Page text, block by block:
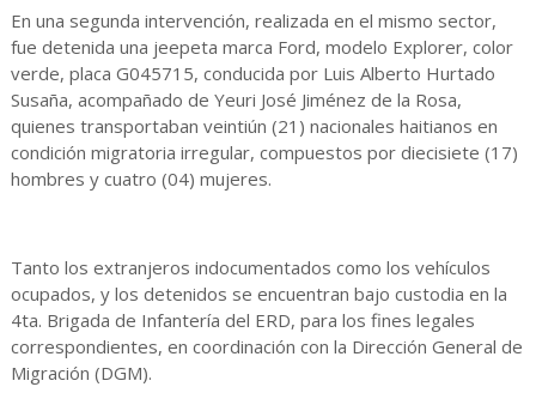
En una segunda intervención, realizada en el mismo sector,
fue detenida una jeepeta marca Ford, modelo Explorer, color
verde, placa G045715, conducida por Luis Alberto Hurtado
Susaña, acompañado de Yeuri José Jiménez de la Rosa,
quienes transportaban veintiún (21) nacionales haitianos en
condición migratoria irregular, compuestos por diecisiete (17)
hombres y cuatro (04) mujeres.
Tanto los extranjeros indocumentados como los vehículos
ocupados, y los detenidos se encuentran bajo custodia en la
4ta. Brigada de Infantería del ERD, para los fines legales
correspondientes, en coordinación con la Dirección General de
Migración (DGM).